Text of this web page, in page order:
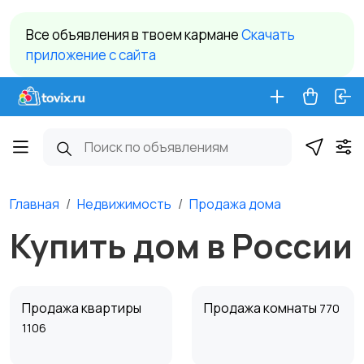
Все объявления в твоем карманеCкачать
приложение c сайта
Главная Недвижимость Продажа дома
Купить дом в России
Продажа квартиры
1106
Продажа комнаты 770